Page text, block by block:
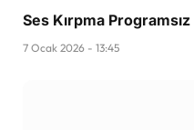
Ses Kırpma
7 Ocak 2026 - 13:45